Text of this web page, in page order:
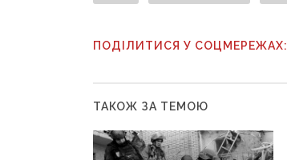
ПОДІЛИТИСЯ У СОЦМЕРЕЖАХ:
ТАКОЖ ЗА ТЕМОЮ